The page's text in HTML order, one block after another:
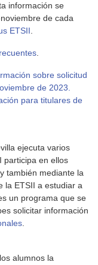
información se
de cada
ETSII
sobre solicitud
de 2023.
para titulares de
ejecuta varios
participa en ellos
también mediante la
la ETSII a estudiar a
un programa que se
solicitar información
alumnos la